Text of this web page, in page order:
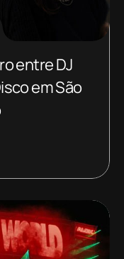
entre DJ
em São